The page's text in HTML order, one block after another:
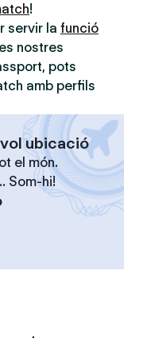
!
servir la funció
nostres
pots
amb perfils
ubicació
el món.
Som-hi!